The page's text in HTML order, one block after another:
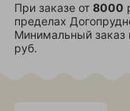
При заказе от 8000
пределах
Минимальный заказ
руб.